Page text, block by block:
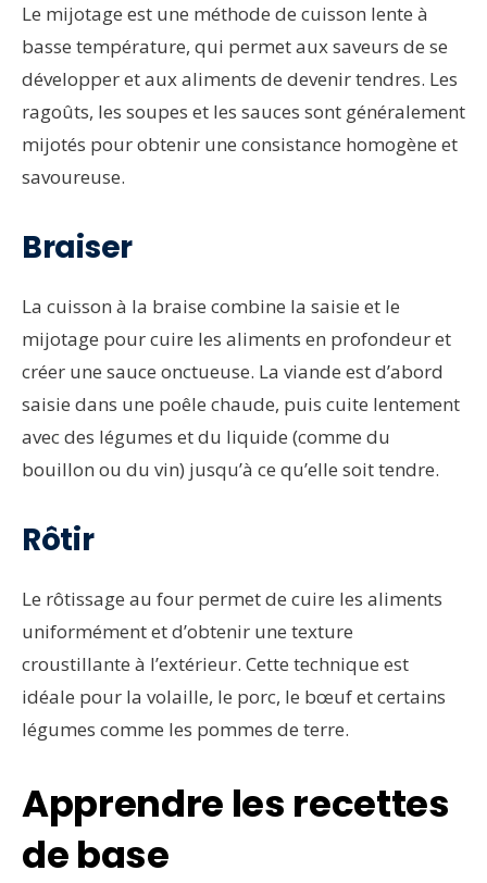
Le mijotage est une méthode de cuisson lente à
basse température, qui permet aux saveurs de se
développer et aux aliments de devenir tendres. Les
ragoûts, les soupes et les sauces sont généralement
mijotés pour obtenir une consistance homogène et
savoureuse.
Braiser
La cuisson à la braise combine la saisie et le
mijotage pour cuire les aliments en profondeur et
créer une sauce onctueuse. La viande est d’abord
saisie dans une poêle chaude, puis cuite lentement
avec des légumes et du liquide (comme du
bouillon ou du vin) jusqu’à ce qu’elle soit tendre.
Rôtir
Le rôtissage au four permet de cuire les aliments
uniformément et d’obtenir une texture
croustillante à l’extérieur. Cette technique est
idéale pour la volaille, le porc, le bœuf et certains
légumes comme les pommes de terre.
Apprendre les recettes
de base